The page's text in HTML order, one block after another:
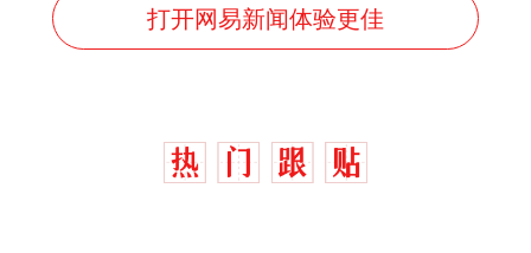
打开网易新闻体验更佳